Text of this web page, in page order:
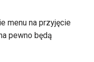
menu na przyjęcie
pewno będą